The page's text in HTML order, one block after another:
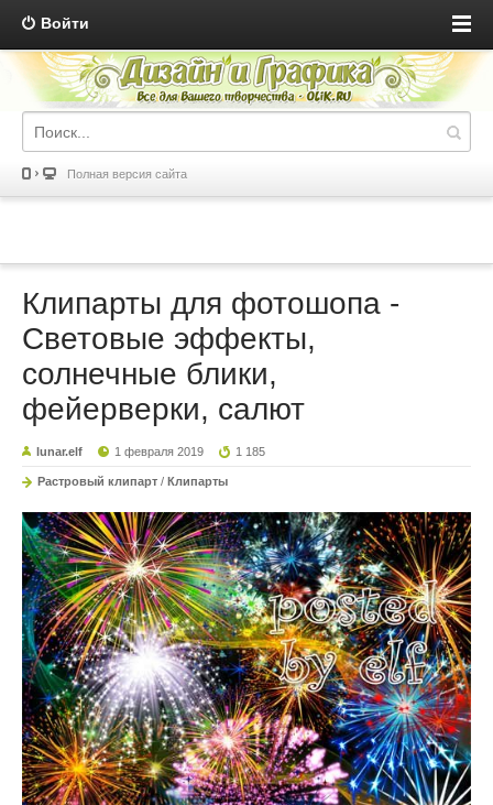
Войти
Полная версия сайта
Клипарты для фотошопа -
Световые эффекты,
солнечные блики,
фейерверки, салют
lunar.elf 1 февраля 2019 1 185
Растровый клипарт / Клипарты